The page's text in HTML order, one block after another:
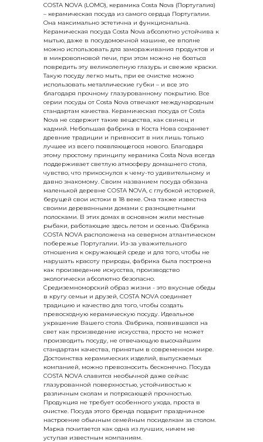
COSTA NOVA (LOMO), керамика Costa Nova (Португалия)
– керамическая посуда из самого сердца Португалии.
Она максимально эстетична и функциональна.
Керамическая посуда Costa Nova абсолютно устойчива к
мытью, даже в посудомоечной машине, ее вполне
можно использовать для замораживания продуктов и
в микроволновой печи, при этом можно не бояться
повредить эту великолепную глазурь и свежие краски.
Такую посуду легко мыть, при ее очистке можно
использовать металлические губки – и все это
благодаря прочному глазурованному покрытию. Все
серии посуды от Costa Nova отвечают международным
стандартам качества. Керамическая посуда от Costa
Nova не содержит такие вещества, как свинец и
кадмий. Небольшая фабрика в Коста Нова сохраняет
древние традиции и привносит в них лишь только
лучшее из всего появляющегося нового. Благодаря
этому простому принципу керамика Costa Nova всегда
поддерживает светлую атмосферу домашнего стола,
чувство, что прикоснулся к чему-то удивительному и
давно знакомому. Своим названием посуда обязана
маленькой деревне COSTA NOVA, с глубокой историей,
берущей свои истоки в 18 веке. Она также известна
своими деревянными домами с разноцветными
полосками. В этих домах в основном жили местные
рыбаки, работающие здесь летом и осенью. Фабрика
COSTA NOVA расположена на северном атлантическом
побережье Португалии. Из-за уважительного
отношения к окружающей среде и для того, чтобы не
нарушать красоту природы, фабрика была построена
как произведение искусства, производство
экологически абсолютно безопасно.
Средиземноморский образ жизни - это вкусные обеды
в кругу семьи и друзей, COSTA NOVA соединяет
традицию и качество для того, чтобы создать
превосходную керамическую посуду. Идеальное
украшение Вашего стола. Фабрика, появившаяся на
свет как произведение искусства, просто не может
производить посуду, не отвечающую высочайшим
стандартам качества, принятым в современном мире.
Достоинства керамических изделий, выпускаемых
компанией, можно превозносить бесконечно. Посуда
COSTA NOVA славится необычной даже сейчас
глазурованной поверхностью, устойчивостью к
различным сколам и потрясающей прочностью.
Продукция не требует особенного ухода, проста в
очистке. Посуда этого бренда подарит праздничное
настроение обычным семейным посиделкам за столом.
Марка почитается как одна из лучших, ничем не
уступая известным компаниям.